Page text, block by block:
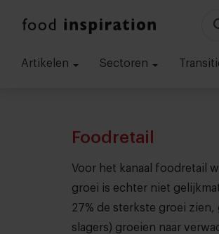
Artikelen Sectoren
Foodretail
Voor het kanaal foodretail
groei is echter niet
27% de sterkste groei
slagers) groeien naar